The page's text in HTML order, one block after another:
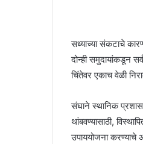
सध्याच्या संकटाचे
दोन्ही समुदायांकडून
चिंतेवर एकाच वेळी
संघाने स्थानिक
थांबवण्यासाठी,
उपाययोजना